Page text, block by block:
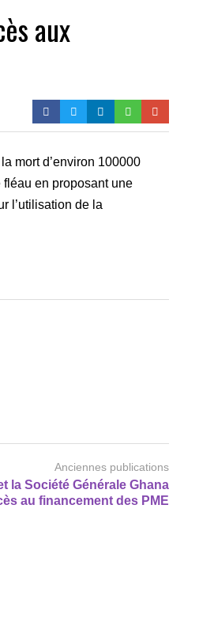
aux
mort d’environ 100000
fléau en proposant une
l’utilisation de la
Anciennes publications
la Société Générale Ghana
au financement des PME